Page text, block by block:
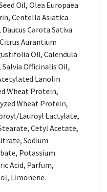
Oil, Olea Europaea
Centella Asiatica
Carota Sativa
Aurantium
Oil, Calendula
Officinalis Oil,
Lanolin
Wheat Protein,
Wheat Protein,
Lauroyl Lactylate,
Cetyl Acetate,
Sodium
Potassium
Acid, Parfum,
Limonene.